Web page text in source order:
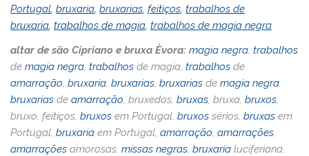
Portugal,bruxaria,bruxarias,feitiços,trabalhos de
bruxaria,trabalhos de magia,trabalhos de magia negra
altar de são Cipriano e bruxa Èvora: magia negra ,trabalhos
demagia negra ,trabalhos de magia,trabalhos de
amarração ,bruxaria ,bruxarias ,bruxarias demagia negra
bruxarias deamarração , bruxedos,bruxas , bruxa,bruxos
bruxo, feitiços,bruxos em Portugal,bruxos sérios,bruxas em
Portugal,bruxaria em Portugal,amarração ,amarrações
amarrações amorosas,missas negras ,bruxaria luciferiana,